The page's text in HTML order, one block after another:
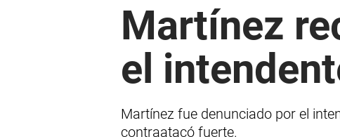
Martínez
el
Martínez fue denunciado por el
contraatacó fuerte.